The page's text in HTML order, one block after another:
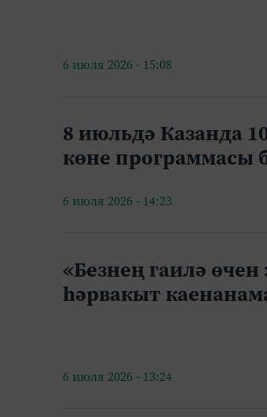
6 июля 2026 - 15:08
8 июльдә Казанда
көне программасы
6 июля 2026 - 14:23
«Безнең гаилә
һәрвакыт
6 июля 2026 - 13:24